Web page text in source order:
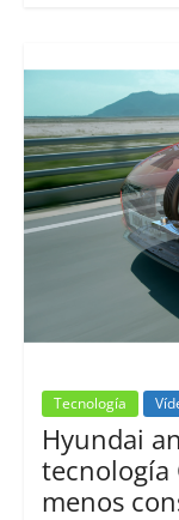
Tecnología
Hyundai
tecnología
menos